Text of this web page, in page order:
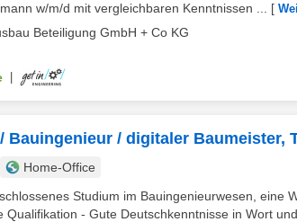
w/m/d mit vergleichbaren Kenntnissen ...
[
Beteiligung GmbH + Co KG
Bauingenieur / digitaler Baumeister,
Home-Office
Studium im Bauingenieurwesen, eine
Qualifikation - Gute Deutschkenntnisse in Wort und